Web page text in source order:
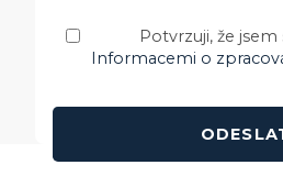
Potvrzuji, že jsem
Informacemi o